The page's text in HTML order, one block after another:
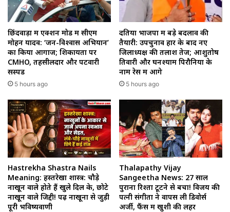
छिंदवाड़ा में एक्शन मोड में सीएम
मोहन यादव: ‘जन-विश्वास अभियान’
का किया आगाज; शिकायतों पर
CMHO, तहसीलदार और पटवारी
सस्पेंड
5 hours ago
दतिया भाजपा में बड़े बदलाव की
तैयारी: उपचुनाव हार के बाद नए
जिलाध्यक्ष की तलाश तेज; आशुतोष
तिवारी और घनश्याम पिरौनिया के
नाम रेस में आगे
5 hours ago
Hastrekha Shastra Nails
Meaning: हस्तरेखा शास्त्र: चौड़े
नाखून वाले होते हैं खुले दिल के, छोटे
नाखून वाले जिद्दी! पढ़ें नाखूनों से जुड़ी
पूरी भविष्यवाणी
Thalapathy Vijay
Sangeetha News: 27 साल
पुराना रिश्ता टूटने से बचा! विजय की
पत्नी संगीता ने वापस ली डिवोर्स
अर्जी, फैंस में खुशी की लहर